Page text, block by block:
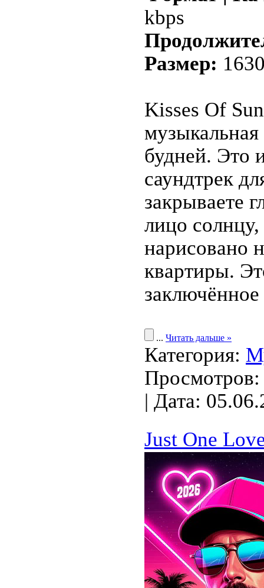
kbps
Размер:
Kisses Of
будней. Это
саундтрек
закрываете
лицо
нарисовано
квартиры.
заключённое
... Читать дальше »
Категория:
| Дата:
Just One